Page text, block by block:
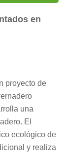
en
proyecto de
una
El
ecológico de
y realiza